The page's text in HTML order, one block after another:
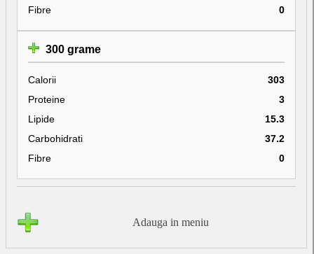
Fibre
0
300 grame
Calorii
303
Proteine
3
Lipide
15.3
Carbohidrati
37.2
Fibre
0
Adauga in meniu